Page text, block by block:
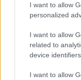
I want to allow
personalized
I want to allow
related to
device
I want to allow
12. ”Apám
nővére 40.